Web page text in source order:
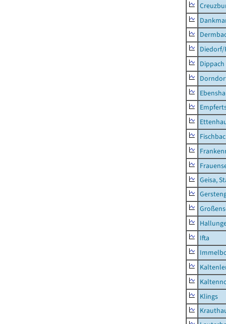
Dippach
Geisa,
Ifta
Klings